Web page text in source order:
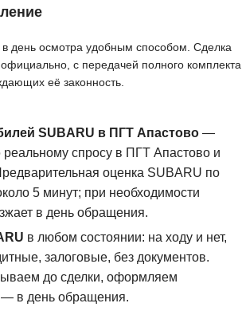
день осмотра удобным способом. Сделка
с передачей полного комплекта
её законность.
SUBARU в ПГТ Апастово—
реальному спросу в ПГТ Апастово и
оценка SUBARU по
5 минут; при необходимости
в день обращения.
в любом состоянии: на ходу и нет,
залоговые, без документов.
до сделки, оформляем
— в день обращения.